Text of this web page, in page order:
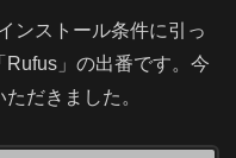
ンストール条件に引っ
」の出番です。今
だきました。